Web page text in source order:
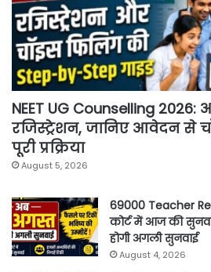
NEET UG Counselling
रजिस्ट्रेशन, जानिए आवेदन से
पूरी प्रक्रिया
August 5, 2026
69000 Teacher
कोर्ट में आज की
होगी अगली सुनवाई
August 4, 2026